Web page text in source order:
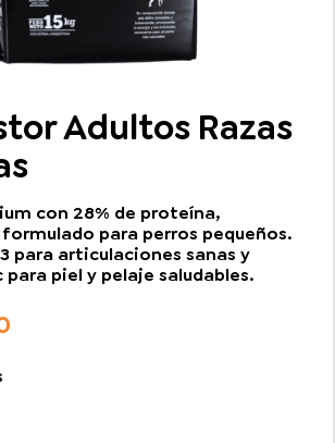
Adultos Razas
con 28% de proteína,
para perros pequeños.
para articulaciones sanas y
para piel y pelaje saludables.